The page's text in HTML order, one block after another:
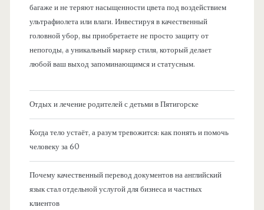
багаже и не теряют насыщенности цвета под воздействием
ультрафиолета или влаги. Инвестируя в качественный
головной убор, вы приобретаете не просто защиту от
непогоды, а уникальный маркер стиля, который делает
любой ваш выход запоминающимся и статусным.
Отдых и лечение родителей с детьми в Пятигорске
Когда тело устаёт, а разум тревожится: как понять и помочь
человеку за 60
Почему качественный перевод документов на английский
язык стал отдельной услугой для бизнеса и частных
клиентов